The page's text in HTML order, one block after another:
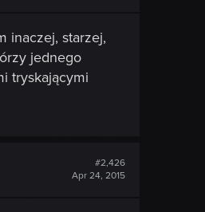
inaczej, starzej,
jednego
tryskającymi
#2,426
Apr 24, 2015